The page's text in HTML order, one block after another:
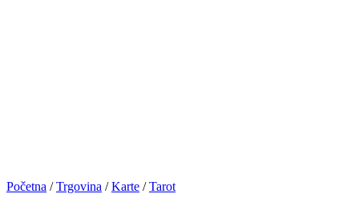
Početna / Trgovina / Karte / Tarot